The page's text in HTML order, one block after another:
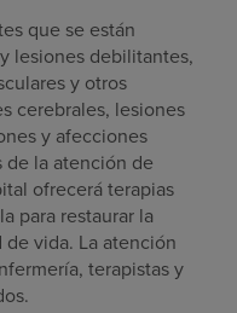
que se están
lesiones debilitantes,
y otros
cerebrales, lesiones
y afecciones
de la atención de
ofrecerá terapias
para restaurar la
vida. La atención
terapistas y